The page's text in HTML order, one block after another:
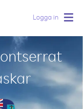
Logga in